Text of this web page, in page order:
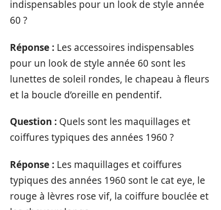
indispensables pour un look de style année
60 ?
Réponse : Les accessoires indispensables
pour un look de style année 60 sont les
lunettes de soleil rondes, le chapeau à fleurs
et la boucle d’oreille en pendentif.
Question : Quels sont les maquillages et
coiffures typiques des années 1960 ?
Réponse : Les maquillages et coiffures
typiques des années 1960 sont le cat eye, le
rouge à lèvres rose vif, la coiffure bouclée et